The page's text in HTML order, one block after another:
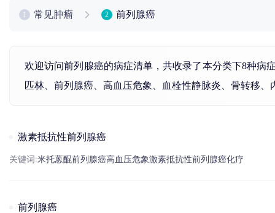
常见肿瘤 2 前列腺癌
欢迎访问前列腺癌的病症清单，共收录了本分类下8种病
匹林
前列腺癌 高血压危象、 血栓性静脉炎 骨转移
激素抵抗性前列腺癌
关键词:米托蒽醌前列腺癌高血压危象激素抵抗性前列腺癌化疗
前列腺癌